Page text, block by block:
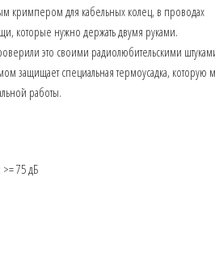
кримпером для кабельных колец, в проводах
которые нужно держать двумя руками.
это своими радиолюбительскими
защищает специальная термоусадка, которую
работы.
75 дБ